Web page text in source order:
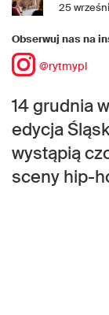
25
Obserwuj nas na
@rytmypl
14 grudnia
edycja
wystąpią
sceny hip-